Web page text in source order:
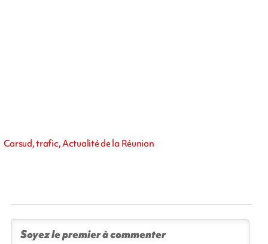
Carsud, trafic, Actualité de la Réunion